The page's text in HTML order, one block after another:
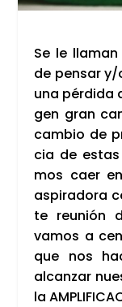
Se le
de pen­sar
una pér­di­da
gen gran
cam­bio de
cia de
mos caer
aspi­ra­do­ra
te reu­nión
vamos a
que nos
alcan­zar
la